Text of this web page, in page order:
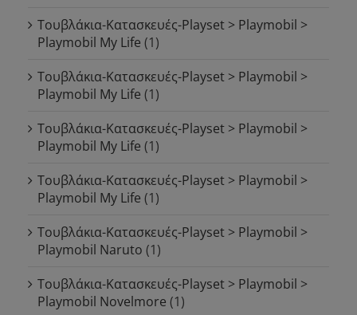
Τουβλάκια-Κατασκευές-Playset > Playmobil >
Playmobil My Life (1)
Τουβλάκια-Κατασκευές-Playset > Playmobil >
Playmobil My Life (1)
Τουβλάκια-Κατασκευές-Playset > Playmobil >
Playmobil My Life (1)
Τουβλάκια-Κατασκευές-Playset > Playmobil >
Playmobil My Life (1)
Τουβλάκια-Κατασκευές-Playset > Playmobil >
Playmobil Naruto (1)
Τουβλάκια-Κατασκευές-Playset > Playmobil >
Playmobil Novelmore (1)